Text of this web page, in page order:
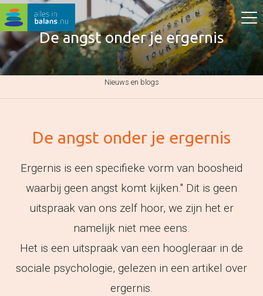
De angst onder je ergernis
Nieuws en blogs
De angst onder je ergernis
Ergernis is een specifieke vorm van boosheid
waarbij geen angst komt kijken." Dit is geen
uitspraak van ons zelf hoor, we zijn het er
namelijk niet mee eens.
Het is een uitspraak van een hoogleraar in de
sociale psychologie, gelezen in een artikel over
ergernis.